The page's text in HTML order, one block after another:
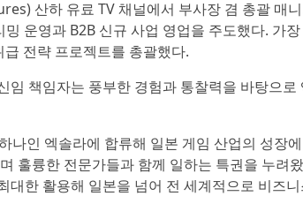
산하 유료 TV 채널에서 부사장 겸 총괄 매
운영과 B2B 신규 사업 영업을 주도했다. 가
전략 프로젝트를 총괄했다.
책임자는 풍부한 경험과 통찰력을 바탕으로
나인 엑솔라에 합류해 일본 게임 산업의 성장
훌륭한 전문가들과 함께 일하는 특권을 누려
한 활용해 일본을 넘어 전 세계적으로 비즈